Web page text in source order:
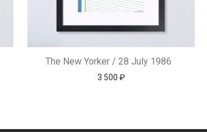
The New Yorker / 28 July 1986
3 500 ₽